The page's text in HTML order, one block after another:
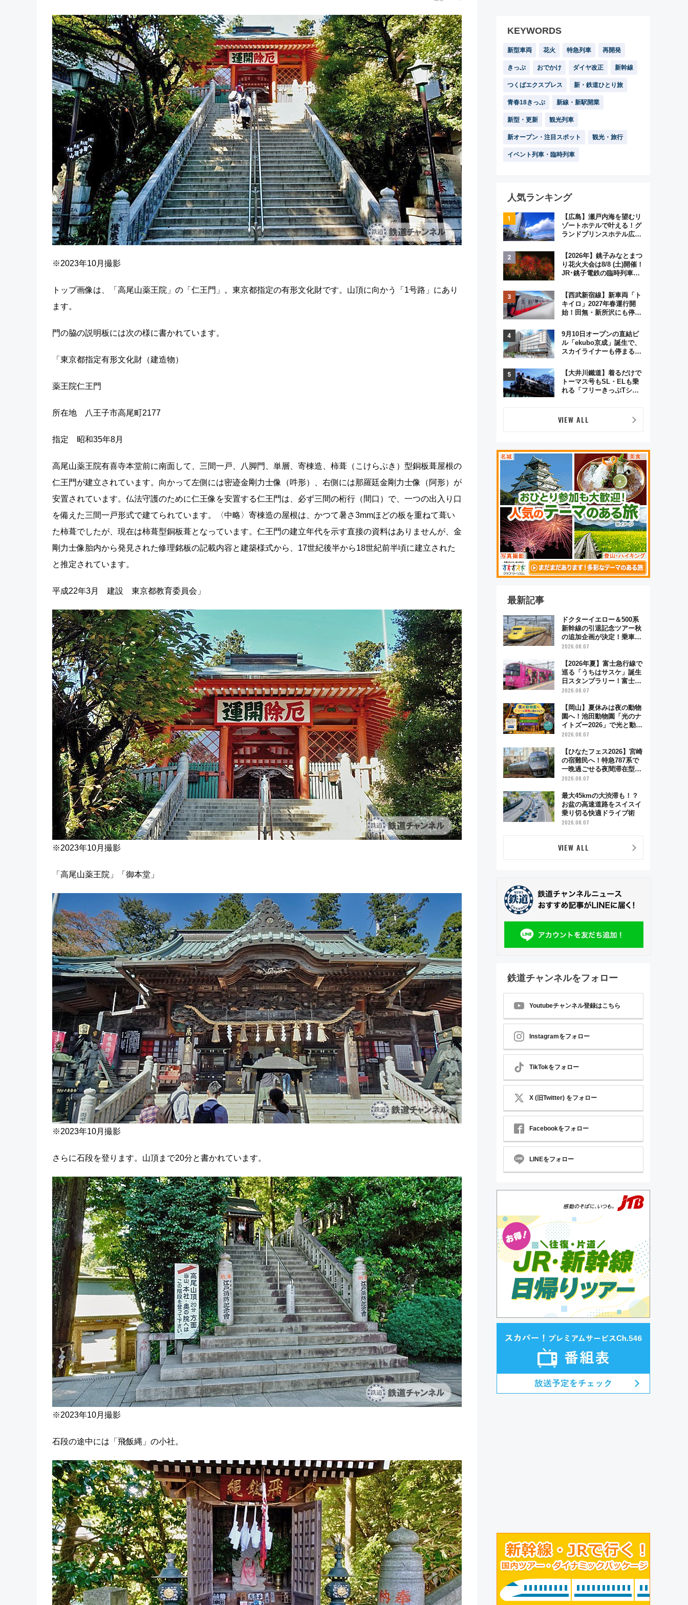
※2023年10月撮影
トップ画像は、「高尾山薬王院」の「仁王門」。東京都指定の有形文化財です。山頂に向かう「1号路」にあり
ます。
門の脇の説明板には次の様に書かれています。
「東京都指定有形文化財（建造物）
薬王院仁王門
所在地 八王子市高尾町2177
指定 昭和35年8月
高尾山薬王院有喜寺本堂前に南面して、三間一戸、八脚門、単層、寄棟造、柿葺（こけらぶき）型銅板葺屋根の
仁王門が建立されています。向かって左側には密迹金剛力士像（吽形）、右側には那羅廷金剛力士像（阿形）が
安置されています。仏法守護のために仁王像を安置する仁王門は、必ず三間の桁行（間口）で、一つの出入り口
を備えた三間一戸形式で建てられています。〈中略〉寄棟造の屋根は、かつて暑さ3mmほどの板を重ねて葺い
た柿葺でしたが、現在は柿葺型銅板葺となっています。仁王門の建立年代を示す直接の資料はありませんが、金
剛力士像胎内から発見された修理銘板の記載内容と建築様式から、17世紀後半から18世紀前半頃に建立された
と推定されています。
平成22年3月 建設 東京都教育委員会」
※2023年10月撮影
「高尾山薬王院」「御本堂」
※2023年10月撮影
さらに石段を登ります。山頂まで20分と書かれています。
※2023年10月撮影
石段の途中には「飛飯縄」の小社。
KEYWORDS
新型車両 花火 特急列車 再開発
きっぷ おでかけ ダイヤ改正 新幹線
つくばエクスプレス 新・鉄道ひとり旅
青春18きっぷ 新線・新駅開業
新型・更新 観光列車
新オープン・注目スポット 観光・旅行
イベント列車・臨時列車
人気ランキング
【広島】瀬戸内海を望むリ
ゾートホテルで叶える！グ
ランドプリンスホテル広島
ジュアルパーティープラン
【2026年】銚子みなとまつ
り花火大会は8/8 (土)開催！
JR･銚子電鉄の臨時列車や
く8,000発の大迫力＆屋台
を満喫
【西武新宿線】新車両「ト
キイロ」2027年春運行開
始！田無・新所沢にも停
弾」も
9月10日オープンの直結ビ
ル「ekubo京成」誕生で、
スカイライナーも停まる巨
変わる？ 全テナント情報も
公開！
【大井川鐵道】着るだけで
トーマス号もSL・ELも乗
れる「フリーきっぷTシャ
VIEW ALL
最新記事
ドクターイエロー＆500系
新幹線の引退記念ツアー秋
の追加企画が決定！乗車体
験やグッズ・ホテル情報ま
2026.08.07
【2026年夏】富士急行線で
巡る「うちはサスケ」誕生
日スタンプラリー！富士急
ハイランド限定グルメ＆グ
2026.08.07
【岡山】夏休みは夜の動物
園へ！池田動物園「光のナ
イトズー2026」で光と動物
が彩る特別な夜
2026.08.07
【ひなたフェス2026】宮崎
の宿難民へ！特急787系で
一晩過ごせる夜間滞在型イ
ベント「スワローおひさ
2026.08.07
最大45kmの大渋滞も！？
お盆の高速道路をスイスイ
乗り切る快適ドライブ術
2026.08.07
VIEW ALL
鉄道チャンネルをフォロー
Youtubeチャンネル登録はこちら
Instagramをフォロー
TikTokをフォロー
X (旧Twitter) をフォロー
Facebookをフォロー
LINEをフォロー